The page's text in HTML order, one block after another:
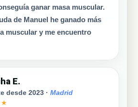
ganar masa muscular.
de Manuel he ganado más
muscular y me encuentro
E.
desde 2023 · Madrid